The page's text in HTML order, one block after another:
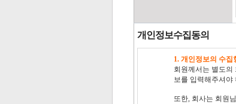
개인정보수집동의